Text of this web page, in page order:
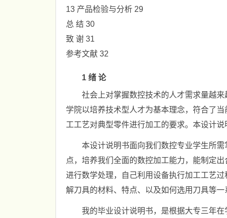
13 产品检验与分析 29
总 结 30
致 谢 31
参考文献 32
1 绪 论
社会上对掌握数控技术的人才需求量越
学院以培养技术型人才为基本理念，符合了
工工艺对典型零件进行加工的要求。本设计说
本设计说明书面向我们数控专业学生所
点，培养我们全面的数控加工能力，能制定
进行数学处理，自己利用设备执行加工工艺
解刀具的材料、特点、以及如何选用刀具等一
我的毕业设计说明书，是根据大专三年